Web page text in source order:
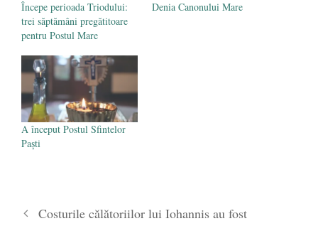
Începe perioada Triodului:
trei săptămâni pregătitoare
pentru Postul Mare
Denia Canonului Mare
A început Postul Sfintelor
Paști
Costurile călătoriilor lui Iohannis au fost